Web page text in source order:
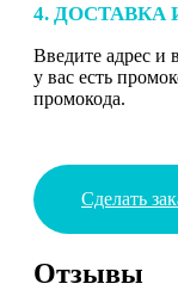
4. ДОСТАВКА
Введите адрес и
у вас есть
промокода.
Сделать
Отзывы